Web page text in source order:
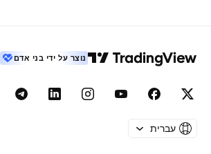
נוצר על ידי בני אדם
עברית